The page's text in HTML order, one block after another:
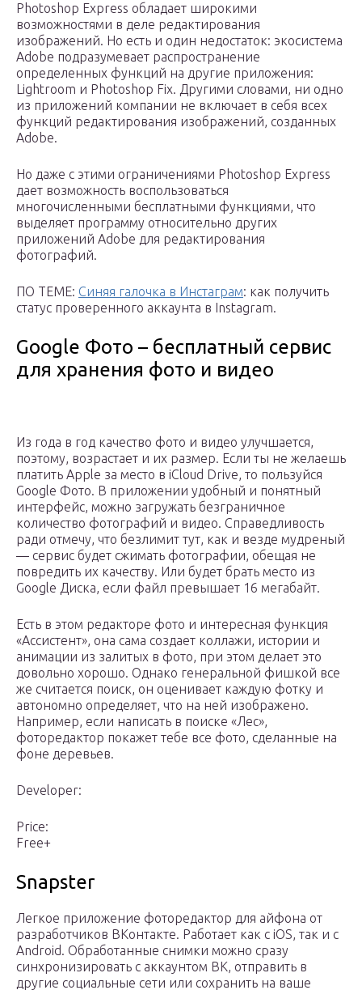
Photoshop Express обладает широкими
возможностями в деле редактирования
изображений. Но есть и один недостаток: экосистема
Adobe подразумевает распространение
определенных функций на другие приложения:
Lightroom и Photoshop Fix. Другими словами, ни одно
из приложений компании не включает в себя всех
функций редактирования изображений, созданных
Adobe.
Но даже с этими ограничениями Photoshop Express
дает возможность воспользоваться
многочисленными бесплатными функциями, что
выделяет программу относительно других
приложений Adobe для редактирования
фотографий.
ПО ТЕМЕ: Синяя галочка в Инстаграм: как получить
статус проверенного аккаунта в Instagram.
Google Фото – бесплатный сервис
для хранения фото и видео
Из года в год качество фото и видео улучшается,
поэтому, возрастает и их размер. Если ты не желаешь
платить Apple за место в iCloud Drive, то пользуйся
Google Фото. В приложении удобный и понятный
интерфейс, можно загружать безграничное
количество фотографий и видео. Справедливость
ради отмечу, что безлимит тут, как и везде мудреный
— сервис будет сжимать фотографии, обещая не
повредить их качеству. Или будет брать место из
Google Диска, если файл превышает 16 мегабайт.
Есть в этом редакторе фото и интересная функция
«Ассистент», она сама создает коллажи, истории и
анимации из залитых в фото, при этом делает это
довольно хорошо. Однако генеральной фишкой все
же считается поиск, он оценивает каждую фотку и
автономно определяет, что на ней изображено.
Например, если написать в поиске «Лес»,
фоторедактор покажет тебе все фото, сделанные на
фоне деревьев.
Developer:
Price:
Free+
Snapster
Легкое приложение фоторедактор для айфона от
разработчиков ВКонтакте. Работает как с iOS, так и с
Android. Обработанные снимки можно сразу
синхронизировать с аккаунтом ВК, отправить в
другие социальные сети или сохранить на ваше